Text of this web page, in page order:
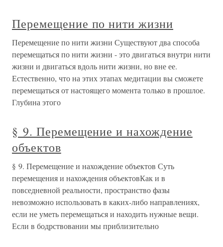
Перемещение по нити жизни
Перемещение по нити жизни Существуют два способа
перемещаться по нити жизни - это двигаться внутри нити
жизни и двигаться вдоль нити жизни, но вне ее.
Естественно, что на этих этапах медитации вы сможете
перемещаться от настоящего момента только в прошлое.
Глубина этого
§ 9. Перемещение и нахождение
объектов
§ 9. Перемещение и нахождение объектов Суть
перемещения и нахождения объектовКак и в
повседневной реальности, пространство фазы
невозможно использовать в каких-либо направлениях,
если не уметь перемещаться и находить нужные вещи.
Если в бодрствовании мы приблизительно